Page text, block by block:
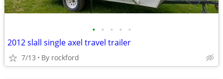
• • • • •
2012 slall single axel travel trailer
7/13 By rockford